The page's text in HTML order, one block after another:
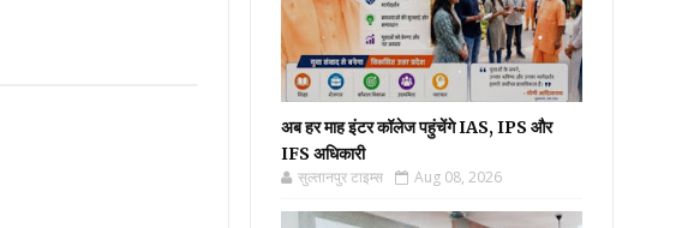
अब हर माह इंटर कॉलेज पहुंचेंगे IAS, IPS और
IFS अधिकारी
सुल्तानपुर टाइम्स Aug 08, 2026